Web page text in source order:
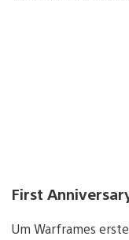
First
Um Warframes